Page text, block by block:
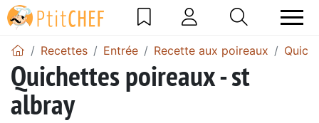
Recettes Entrée Recette aux poireaux
Quichettes poireaux - st
albray